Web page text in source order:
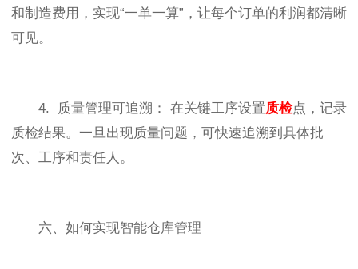
和制造费用，实现“一单一算”，让每个订单的利润都清晰
可见。
4. 质量管理可追溯： 在关键工序设置质检点，记录
质检结果。一旦出现质量问题，可快速追溯到具体批
次、工序和责任人。
六、如何实现智能仓库管理